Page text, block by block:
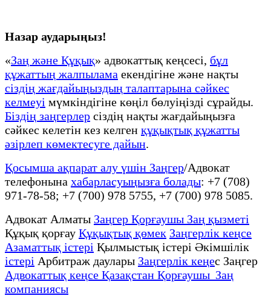
Назар аударыңыз!
«Заң және Құқық» адвокаттық кеңсесі, бұл
құжаттың жалпылама екендігіне және нақты
сіздің жағдайыңыздың талаптарына сәйкес
келмеуі мүмкіндігіне көңіл бөлуіңізді сұрайды.
Біздің заңгерлер сіздің нақты жағдайыңызға
сәйкес келетін кез келген құқықтық құжатты
әзірлеп көмектесуге дайын.
Қосымша ақпарат алу үшін Заңгер/Адвокат
телефонына хабарласуыңызға болады: +7 (708)
971-78-58; +7 (700) 978 5755, +7 (700) 978 5085.
Адвокат Алматы Заңгер Қорғаушы Заң қызметі
Құқық қорғау Құқықтық қөмек Заңгерлік кеңсе
Азаматтық істері Қылмыстық істері Әкімшілік
істері Арбитраж даулары Заңгерлік кеңес Заңгер
Адвокаттық кеңсе Қазақстан Қорғаушы Заң
компаниясы